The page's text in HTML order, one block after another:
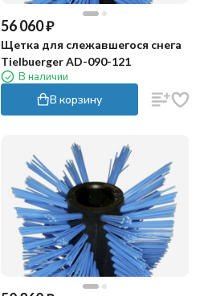
56 060₽
Щетка для слежавшегося снега
Tielbuerger AD-090-121
В наличии
В корзину